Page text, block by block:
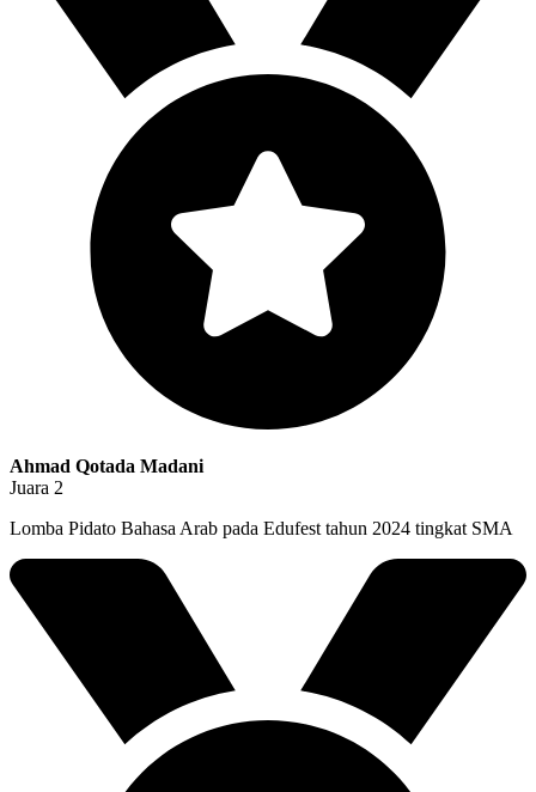
Ahmad Qotada Madani
Juara 2
Lomba Pidato Bahasa Arab pada Edufest tahun 2024 tingkat SMA